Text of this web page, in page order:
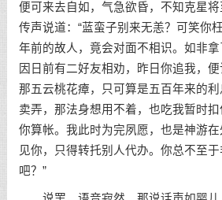
便可来去自如，气急欲昏，不知克星
传声说道：“蓝蛮子别来无恙？可笑你
年前的故人，竟会对面不相识。如非
因日前有二好友相劝，昨日你追我，便
那五云桃花瘴，只可算是五百年来的
卖弄，那法身想用不着，也吃我暂时
你算帐。我此时为完夙愿，也是神游
见你，只得转托别人代办。你总不至于
吧？”